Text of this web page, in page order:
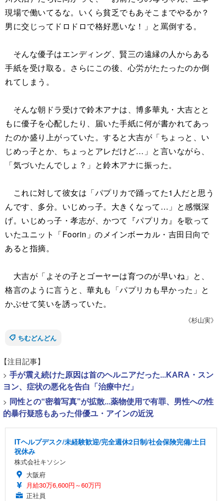
現場で働いてるな。いくら貧乏でもあそこまでやるか？
男に交じってドロドロで格好悪いな！」と罵倒する。
そんな優子はエンディング、賢三の遠縁の人からある
手紙を受け取る。さらにこの後、心労がたたったのか倒
れてしまう。
そんな朝ドラ受けで鈴木アナは、博多華丸・大吉とと
もに優子を心配したり、届いた手紙に何が書かれてあっ
たのか盛り上がっていた。すると大吉が「ちょっと、い
じめっ子とか、ちょっとアレだけど…」と言いながら、
「気づいたんでしょ？」と鈴木アナに振った。
これに対して彼女は「パプリカで踊ってた1人だと思う
んです、多分。いじめっ子。大きくなって…」と感慨深
げ。いじめっ子・孝志が、かつて『パプリカ』を歌って
いたユニット「Foorin」のメインボーカル・吉田日向で
あると指摘。
大吉が「よその子とゴーヤーは育つのが早いね」と、
格言のように言うと、華丸も「パプリカも早かった」と
かぶせて笑いを誘っていた。
《杉山実》
ちむどんどん
【注目記事】
> 手が震え続けた原因は首のヘルニアだった...KARA・スン
ヨン、症状の悪化を告白「治療中だ」
> 同性との“密着写真”が拡散...薬物使用で有罪、男性への性
的暴行疑惑もあった俳優ユ・アインの近況
ITヘルプデスク/未経験歓迎/完全週休2日制/社会保険完備/土日
祝休み
株式会社キソシン
大阪府
月給30万6,600円～60万円
正社員